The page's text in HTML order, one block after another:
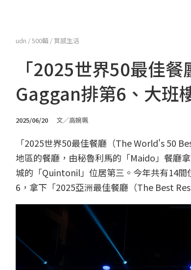
udn /500輯 / 質感生活
「2025世界50最佳
Gaggan排第6、大班
2025/06/20 文／高婉珮
「2025世界50最佳餐廳（The World's 50
地區的餐廳，由秘魯利馬的「Maido」餐廳
城的「Quintonil」位居第三。今年共有14
6，拿下「2025亞洲最佳餐廳（The Best